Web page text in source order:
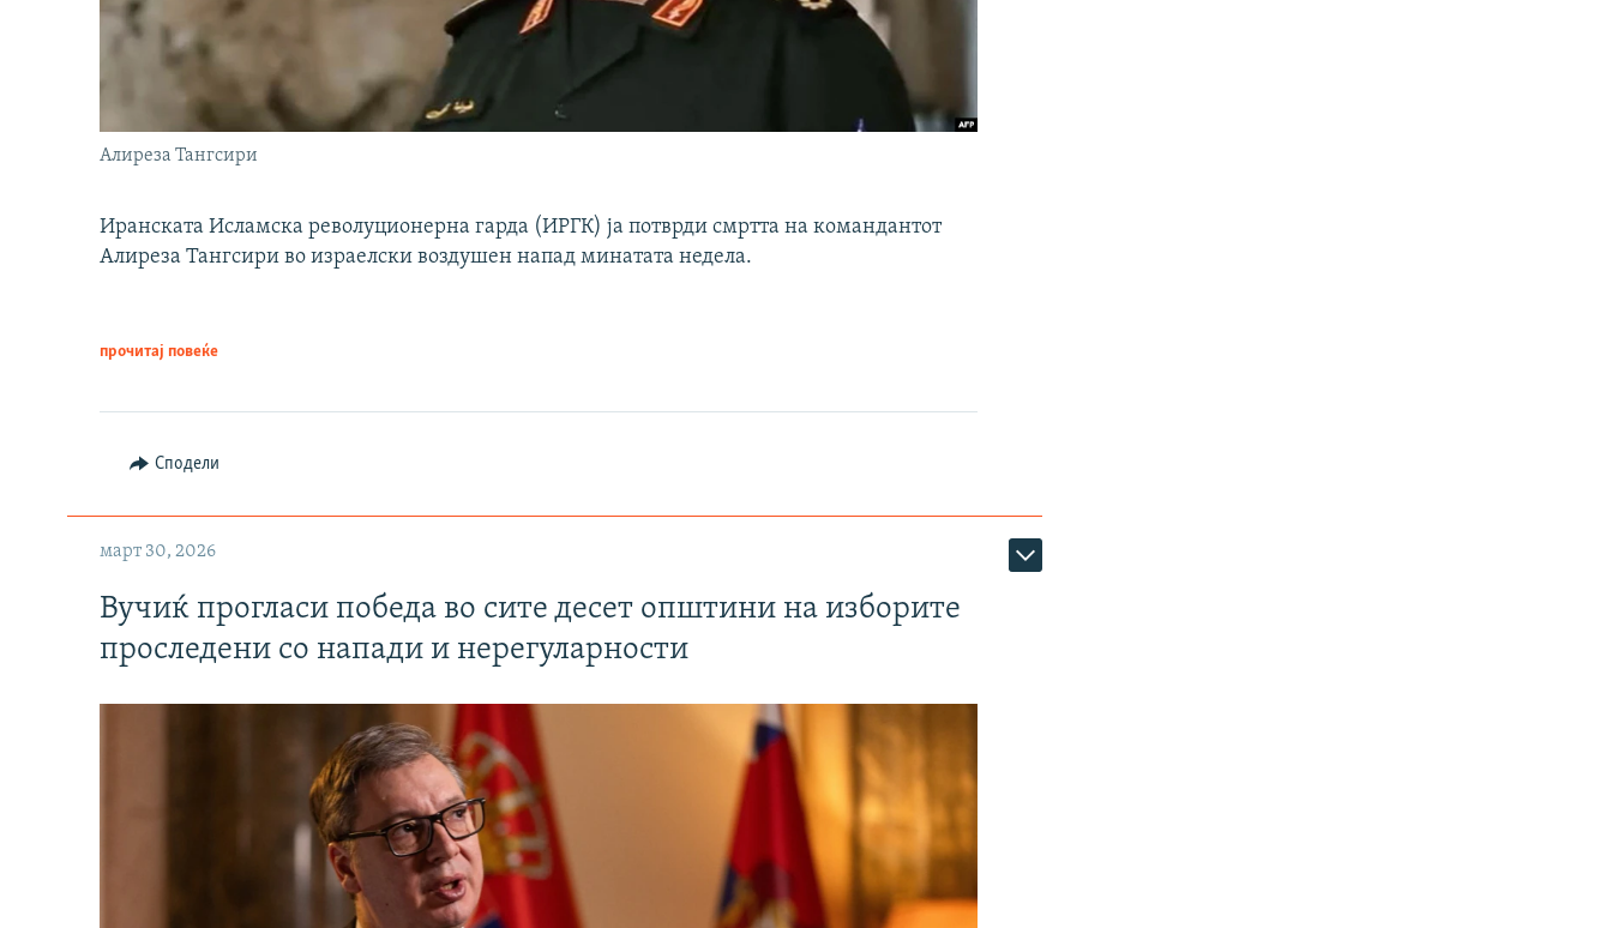
Алиреза Тангсири
Иранската Исламска револуционерна гарда (ИРГК) ја потврди смртта на командантот
Алиреза Тангсири во израелски воздушен напад минатата недела.
прочитај повеќе
Сподели
март 30, 2026
Вучиќ прогласи победа во сите десет општини на изборите
проследени со напади и нерегуларности